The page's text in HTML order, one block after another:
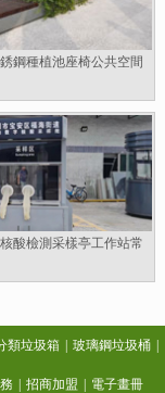
鋼種植池座椅公共空間
酸檢測采樣亭工作站常
類垃圾箱 玻璃鋼垃圾桶
招商加盟 電子畫冊